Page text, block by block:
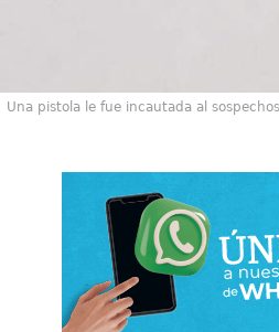
Una pistola le fue incautada al